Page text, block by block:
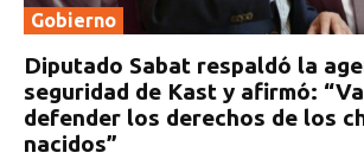
Gobierno
Diputado Sabat respaldó la
seguridad de Kast y afirmó:
defender los derechos de los
nacidos”